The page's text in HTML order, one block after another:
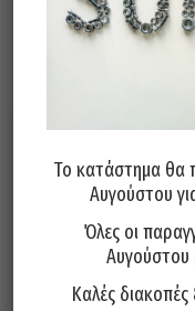
Σχετικά προϊόντα
Το κατάστημα θα
Αυγούστου
Όλες οι
Αυγούστου
Καλές